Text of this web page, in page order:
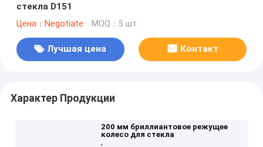
стекла D151
Цена：Negotiate MOQ：5 шт.
Лучшая цена Контакт
Характер Продукции
200 мм бриллиантовое режущее
колесо для стекла
,